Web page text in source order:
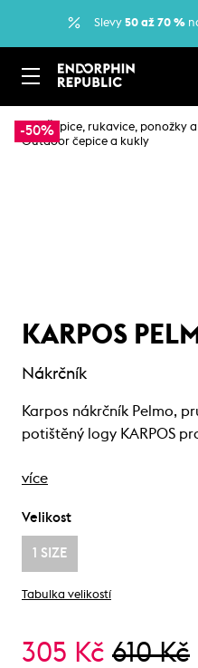
Slevy 50 až 70 %
-50%
…
Čepice, rukavice, ponožky
Outdoor čepice a kukly
KARPOS
Nákrčník
Karpos nákrčník Pelmo,
potištěný logy KARPOS
více
Velikost
1 SIZE
Tabulka velikostí
305 Kč 610 Kč